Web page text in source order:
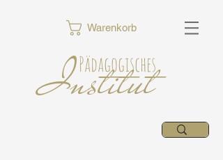
Warenkorb
Pädagogisches
Institut